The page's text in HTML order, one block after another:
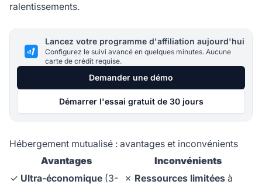
ralentissements.
Lancez votre programme d'affiliation aujourd'hui
Configurez le suivi avancé en quelques minutes. Aucune
carte de crédit requise.
Demander une démo
Démarrer l'essai gratuit de 30 jours
Hébergement mutualisé : avantages et inconvénients
Avantages
Inconvénients
✓ Ultra-économique (3-
✗ Ressources limitées à